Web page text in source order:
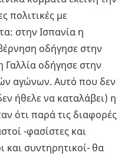
πολιτικές με
στην Ισπανία η
οδήγησε στην
Γαλλία οδήγησε στην
αγώνων. Αυτό που δεν
ήθελε να καταλάβει) η
ότι παρά τις διαφορές
-φασίστες και
και συντηρητικοί- θα